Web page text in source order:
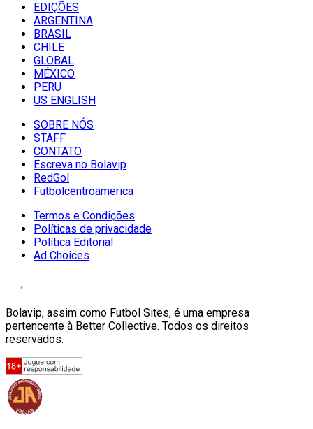
EDIÇÕES
ARGENTINA
BRASIL
CHILE
GLOBAL
MÉXICO
PERU
US ENGLISH
SOBRE NÓS
STAFF
CONTATO
Escreva no Bolavip
RedGol
Futbolcentroamerica
Termos e Condições
Políticas de privacidade
Política Editorial
Ad Choices
Bolavip, assim como Futbol Sites, é uma empresa
pertencente à Better Collective. Todos os direitos
reservados.